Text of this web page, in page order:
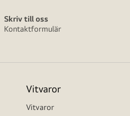
Skriv till oss
Kontaktformulär
Vitvaror
Vitvaror